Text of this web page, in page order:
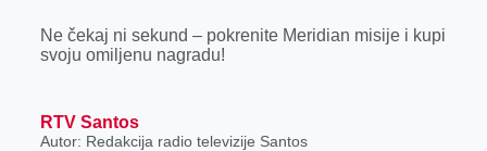
Ne čekaj ni sekund – pokrenite Meridian misije i kupi
svoju omiljenu nagradu!
RTV Santos
Autor: Redakcija radio televizije Santos